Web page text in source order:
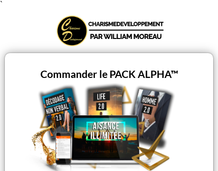
`
Commander le PACK ALPHA™